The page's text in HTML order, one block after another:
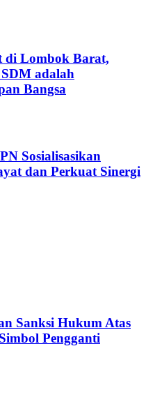
di Lombok Barat,
adalah
Bangsa
Sosialisasikan
dan Perkuat Sinergi
Sanksi Hukum Atas
Pengganti